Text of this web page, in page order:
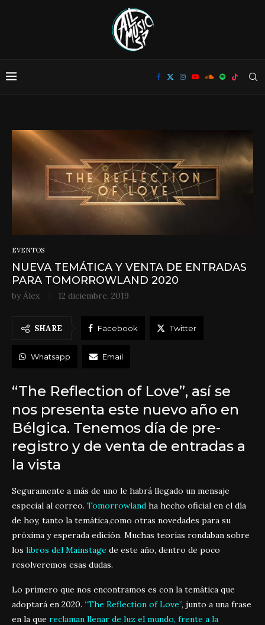
EVENTOS
NUEVA TEMÁTICA Y VENTA DE ENTRADAS
PARA TOMORROWLAND 2020
byÁlex 12 diciembre, 2019
SHARE Facebook Twitter
Whatsapp Email
“The Reflection of Love”, así se
nos presenta este nuevo año en
Bélgica. Tenemos día de pre-
registro y de venta de entradas a
la vista
Seguramente a más de uno le habrá llegado un mensaje
especial al correo. Tomorrowland ha hecho oficial en el día
de hoy, tanto la temática,como otras novedades para su
próxima y esperada edición. Muchas teorías rondaban sobre
los libros del Mainstage de este año, dentro de poco
resolveremos esas dudas.
Lo primero que nos encontramos es con la temática que
adoptará en 2020. “The Reflection of Love”, junto a una frase
en la que reclaman llenar de luz el mundo, frente a la